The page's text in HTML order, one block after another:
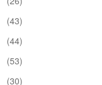
(43)
(44)
(53)
(30)